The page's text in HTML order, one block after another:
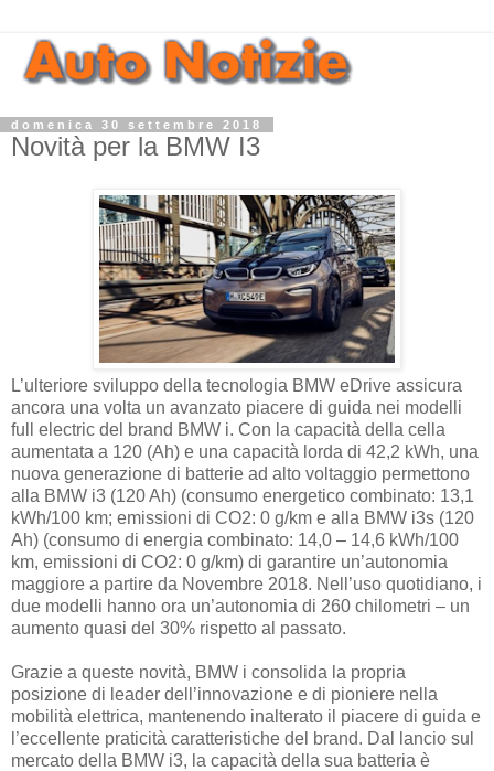
domenica 30 settembre 2018
Novità per la BMW I3
L’ulteriore sviluppo della tecnologia BMW eDrive assicura
ancora una volta un avanzato piacere di guida nei modelli
full electric del brand BMW i. Con la capacità della cella
aumentata a 120 (Ah) e una capacità lorda di 42,2 kWh, una
nuova generazione di batterie ad alto voltaggio permettono
alla BMW i3 (120 Ah) (consumo energetico combinato: 13,1
kWh/100 km; emissioni di CO2: 0 g/km e alla BMW i3s (120
Ah) (consumo di energia combinato: 14,0 – 14,6 kWh/100
km, emissioni di CO2: 0 g/km) di garantire un’autonomia
maggiore a partire da Novembre 2018. Nell’uso quotidiano, i
due modelli hanno ora un’autonomia di 260 chilometri – un
aumento quasi del 30% rispetto al passato.
Grazie a queste novità, BMW i consolida la propria
posizione di leader dell’innovazione e di pioniere nella
mobilità elettrica, mantenendo inalterato il piacere di guida e
l’eccellente praticità caratteristiche del brand. Dal lancio sul
mercato della BMW i3, la capacità della sua batteria è